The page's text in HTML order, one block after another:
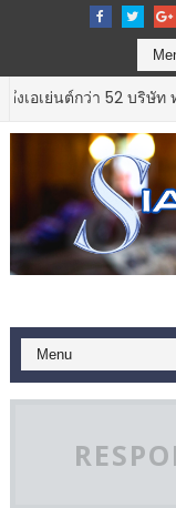
บริษัท ทดสอบเส้นท